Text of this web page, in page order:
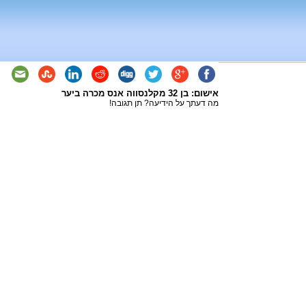
אישום: בן 32 מקלנסווה אנס מכרה ביער
מה דעתך על הידיעה? תן תגובה!